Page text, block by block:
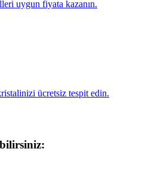
uygun fiyata kazanın.
ücretsiz tespit edin.